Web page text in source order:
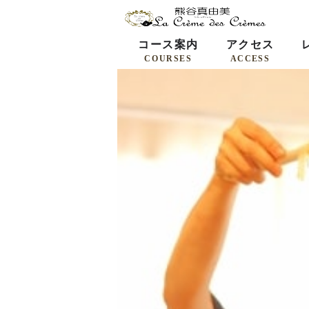
コース案内
COURSES
アクセス
ACCESS